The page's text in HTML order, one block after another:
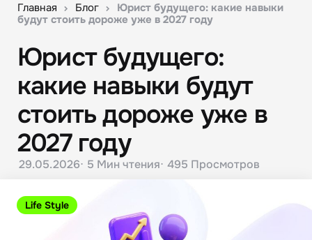
Главная Блог
Юрист будущего: какие навыки
будут стоить дороже уже в 2027 году
Life Style
Юрист будущего:
какие навыки будут
стоить дороже уже в
2027 году
29.05.2026 5 Мин чтения 495 Просмотров